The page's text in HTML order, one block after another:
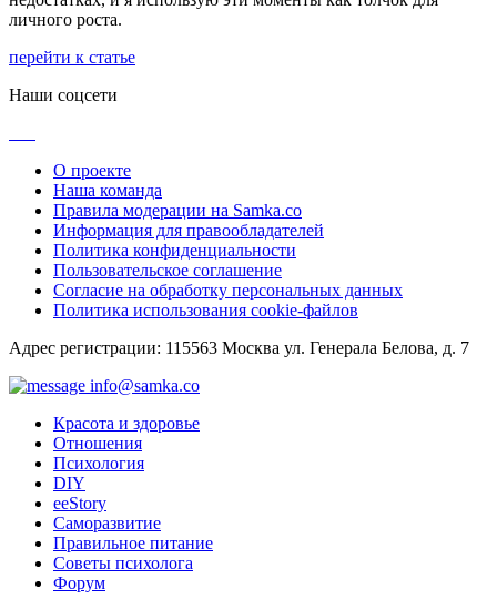
личного роста.
перейти к статье
Наши соцсети
О проекте
Наша команда
Правила модерации на Samka.co
Информация для правообладателей
Политика конфиденциальности
Пользовательское соглашение
Согласие на обработку персональных данных
Политика использования cookie-файлов
Адрес регистрации: 115563 Москва ул. Генерала Белова, д. 7
info@samka.co
Красота и здоровье
Отношения
Психология
DIY
ееStory
Саморазвитие
Правильное питание
Советы психолога
Форум